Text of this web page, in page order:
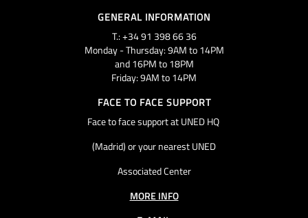
GENERAL INFORMATION
T.: +34 91 398 66 36
Monday - Thursday: 9AM to 14PM
and 16PM to 18PM
Friday: 9AM to 14PM
FACE TO FACE SUPPORT
Face to face support at UNED HQ
(Madrid) or your nearest UNED
Associated Center
MORE INFO